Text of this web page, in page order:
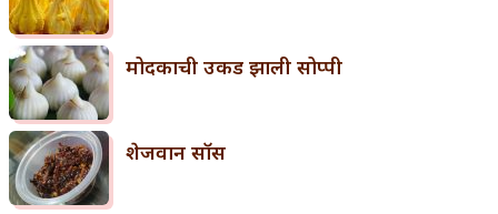
मोदकाची उकड झाली सोप्पी
शेजवान सॉस